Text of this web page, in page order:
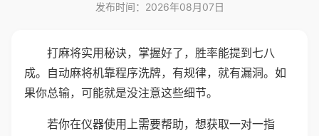
发布时间：2026年08月07日
打麻将实用秘诀，掌握好了，胜率能提到七八
成。自动麻将机靠程序洗牌，有规律，就有漏洞。如
果你总输，可能就是没注意这些细节。
若你在仪器使用上需要帮助，想获取一对一指